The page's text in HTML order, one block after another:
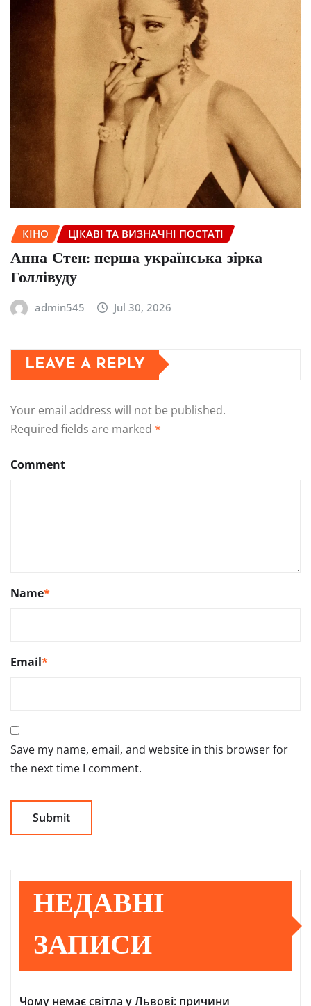
КІНО ЦІКАВІ ТА ВИЗНАЧНІ ПОСТАТІ
Анна Стен: перша українська зірка
Голлівуду
admin545 Jul 30, 2026
LEAVE A REPLY
Your email address will not be published.
Required fields are marked *
Comment
Name*
Email*
Save my name, email, and website in this browser for
the next time I comment.
НЕДАВНІ
ЗАПИСИ
Чому немає світла у Львові: причини